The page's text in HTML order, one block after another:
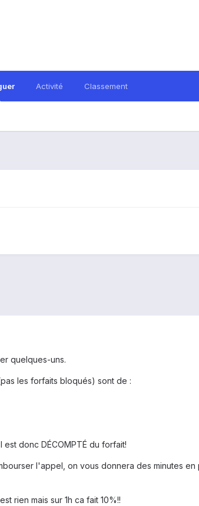
Activité Classement
quelques-uns.
les forfaits bloqués) sont de :
donc DÉCOMPTÉ du forfait!
l'appel, on vous donnera des minutes
rien mais sur 1h ca fait 10%!!